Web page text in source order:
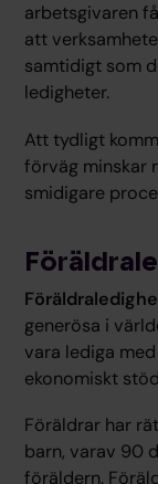
arbetsgivaren
att
samtidigt som
ledigheter.
Att tydligt
förväg minskar
smidigare
generösa i
vara lediga
ekonomiskt
Föräldrar har
barn, varav 90
föräldern.